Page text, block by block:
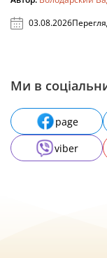
03.08.2026
Ми в
page
viber